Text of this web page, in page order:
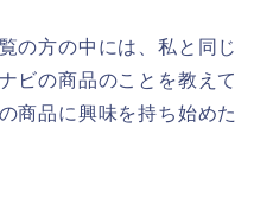
の方の中には、私と同じ
ビの商品のことを教えて
商品に興味を持ち始めた